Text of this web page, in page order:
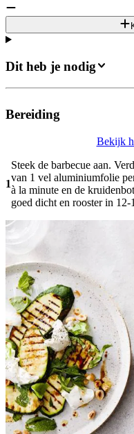
Dit heb je nodig
Bereiding
Bekijk
1
Steek de barbecue aan.
van 1 vel aluminiumfolie
à la minute en de
goed dicht en rooster in